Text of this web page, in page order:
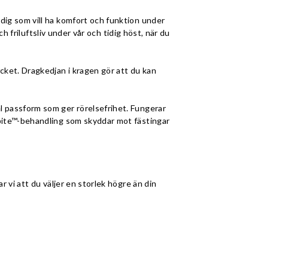
som vill ha komfort och funktion under
friluftsliv under vår och tidig höst, när du
Dragkedjan i kragen gör att du kan
passform som ger rörelsefrihet. Fungerar
behandling som skyddar mot fästingar
vi att du väljer en storlek högre än din